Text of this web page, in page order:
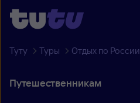
Туту Туры Отдых по России
Путешественникам